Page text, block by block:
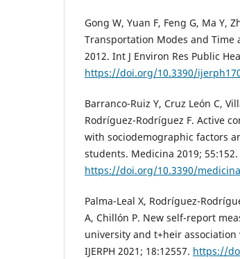
Gong W, Yuan F, Feng G, Ma Y,
Transportation Modes and Time
2012. Int J Environ Res Public
https://doi.org/10.3390/
Barranco-Ruiz Y, Cruz León C,
Rodríguez-Rodríguez F. Active
with sociodemographic factors
students. Medicina 2019; 55:152.
https://doi.org/10.3390/
Palma-Leal X, Rodríguez-
A, Chillón P. New self-report
university and t+heir
IJERPH 2021; 18:12557. https://